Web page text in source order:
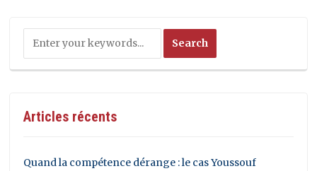
Articles récents
Quand la compétence dérange : le cas Youssouf